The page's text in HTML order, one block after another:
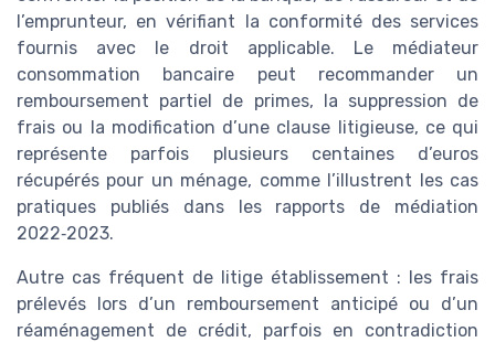
l’emprunteur, en vérifiant la conformité des services
fournis avec le droit applicable. Le médiateur
consommation bancaire peut recommander un
remboursement partiel de primes, la suppression de
frais ou la modification d’une clause litigieuse, ce qui
représente parfois plusieurs centaines d’euros
récupérés pour un ménage, comme l’illustrent les cas
pratiques publiés dans les rapports de médiation
2022‑2023.
Autre cas fréquent de litige établissement : les frais
prélevés lors d’un remboursement anticipé ou d’un
réaménagement de crédit, parfois en contradiction